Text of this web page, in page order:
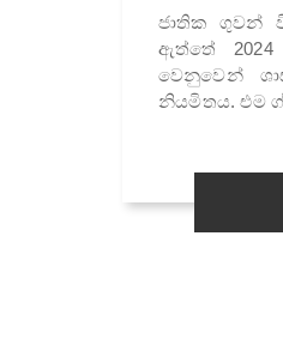
ජාතික ගුවන්
ඇත්තේ
වෙනුවෙන්
නියමිතය. එම